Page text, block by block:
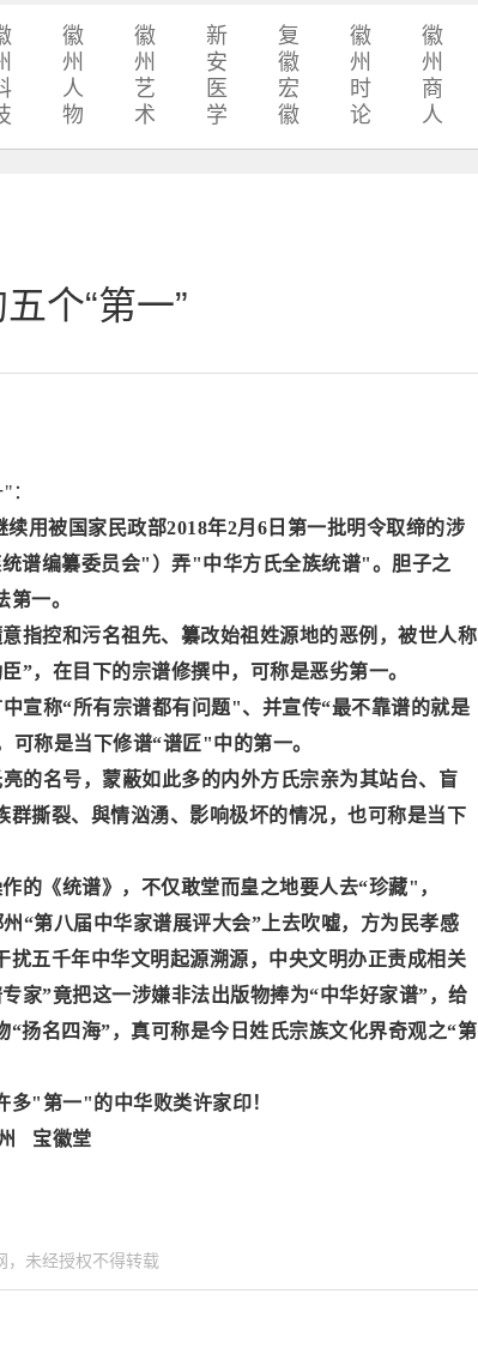
徽
州
人
物
徽
州
艺
术
新
安
医
学
复
徽
宏
徽
徽
州
时
论
徽
州
商
人
个“第一”
：
续用被国家民政部2018年2月6日第一批明令取缔的涉
谱编纂委员会"）弄"中华方氏全族统谱"。胆子之
一。
指控和污名祖先、纂改始祖姓源地的恶例，被世人称
”，在目下的宗谱修撰中，可称是恶劣第一。
宣称“所有宗谱都有问题"、并宣传“最不靠谱的就是
称是当下修谱“谱匠"中的第一。
的名号，蒙蔽如此多的内外方氏宗亲为其站台、盲
群撕裂、與情汹湧、影响极坏的情况，也可称是当下
的《统谱》，不仅敢堂而皇之地要人去“珍藏"，
“第八届中华家谱展评大会”上去吹嘘，方为民孝感
扰五千年中华文明起源溯源，中央文明办正责成相关
家”竟把这一涉嫌非法出版物捧为“中华好家谱”，给
扬名四海”，真可称是今日姓氏宗族文化界奇观之“第
"第一"的中华败类许家印！
州 宝徽堂
未经授权不得转载